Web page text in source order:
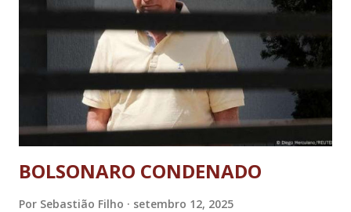
BOLSONARO CONDENADO
Por Sebastião Filho setembro 12, 2025